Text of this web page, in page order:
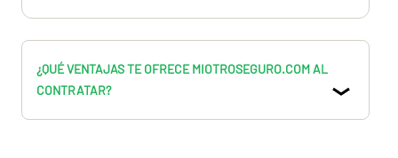
¿QUÉ VENTAJAS TE OFRECE MIOTROSEGURO.COM AL
CONTRATAR?